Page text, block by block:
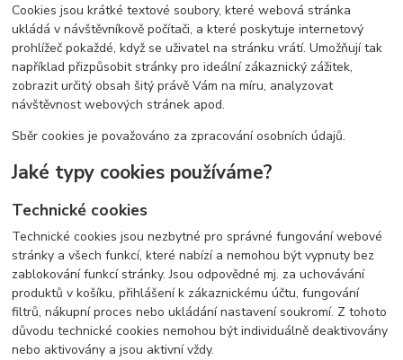
Cookies jsou krátké textové soubory, které webová stránka
ukládá v návštěvníkově počítači, a které poskytuje internetový
prohlížeč pokaždé, když se uživatel na stránku vrátí. Umožňují tak
například přizpůsobit stránky pro ideální zákaznický zážitek,
zobrazit určitý obsah šitý právě Vám na míru, analyzovat
návštěvnost webových stránek apod.
Sběr cookies je považováno za zpracování osobních údajů.
Jaké typy cookies používáme?
Technické cookies
Technické cookies jsou nezbytné pro správné fungování webové
stránky a všech funkcí, které nabízí a nemohou být vypnuty bez
zablokování funkcí stránky. Jsou odpovědné mj. za uchovávání
produktů v košíku, přihlášení k zákaznickému účtu, fungování
filtrů, nákupní proces nebo ukládání nastavení soukromí. Z tohoto
důvodu technické cookies nemohou být individuálně deaktivovány
nebo aktivovány a jsou aktivní vždy.